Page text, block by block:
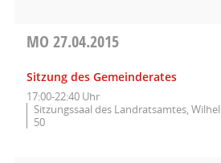
MO 27.04.2015
Sitzung des Gemeinderates
17:00-22:40 Uhr
Sitzungssaal des Landratsamtes,
50